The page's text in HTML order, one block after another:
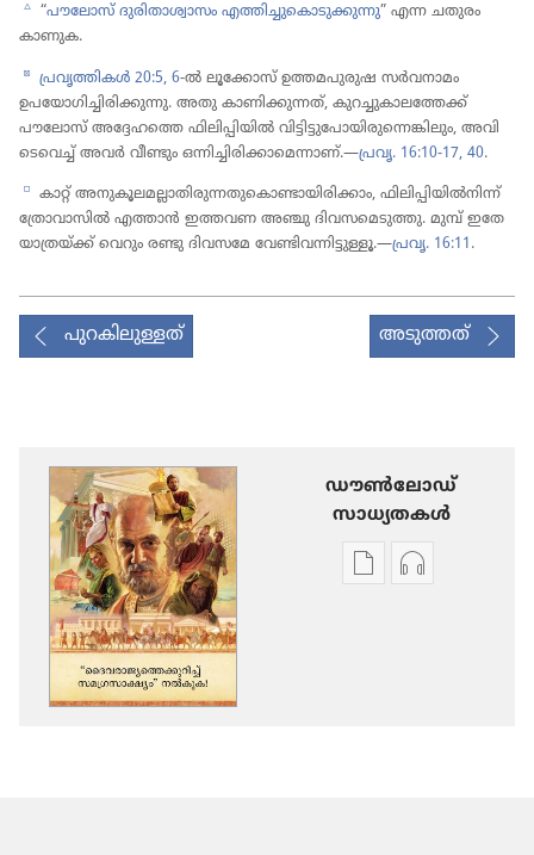
c “പൗലോസ്‌ ദുരി​താ​ശ്വാ​സം എത്തിച്ചു​കൊ​ടു​ക്കു​ന്നു” എന്ന ചതുരം
കാണുക.
d പ്രവൃത്തികൾ 20:5, 6-ൽ ലൂക്കോസ്‌ ഉത്തമപു​രുഷ സർവനാ​മം
ഉപയോ​ഗി​ച്ചി​രി​ക്കു​ന്നു. അതു കാണി​ക്കു​ന്നത്‌, കുറച്ചു​കാ​ല​ത്തേക്ക്‌
പൗലോസ്‌ അദ്ദേഹത്തെ ഫിലി​പ്പി​യിൽ വിട്ടി​ട്ടു​പോ​യി​രു​ന്നെ​ങ്കി​ലും, അവി​
ടെ​വെച്ച്‌ അവർ വീണ്ടും ഒന്നിച്ചി​രി​ക്കാ​മെ​ന്നാണ്‌.—പ്രവൃ. 16:10-17, 40.
e കാറ്റ്‌ അനുകൂ​ല​മ​ല്ലാ​തി​രു​ന്ന​തു​കൊ​ണ്ടാ​യി​രി​ക്കാം, ഫിലി​പ്പി​യിൽനിന്ന്‌
ത്രോ​വാ​സിൽ എത്താൻ ഇത്തവണ അഞ്ചു ദിവസ​മെ​ടു​ത്തു. മുമ്പ്‌ ഇതേ
യാത്ര​യ്‌ക്ക്‌ വെറും രണ്ടു ദിവസമേ വേണ്ടി​വ​ന്നി​ട്ടു​ള്ളൂ.—പ്രവൃ. 16:11.
പുറകിലുള്ളത് അടുത്തത്
ഡൗണ്‍ലോഡ്
സാധ്യതകള്‍
പ്രസിദ്ധീകരണങ്ങൾ
ഓഡിയോ